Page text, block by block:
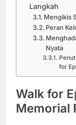
Langkah
Mengikis
Peran
Nyata
for
Walk for
Memorial